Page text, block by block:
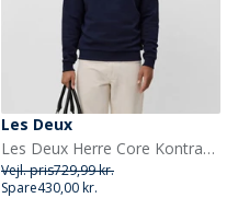
Les Deux
Les Deux Herre Core Kontrast Sweatshirt Dark Navy
Vejl. pris729,99 kr.
Spare430,00 kr.